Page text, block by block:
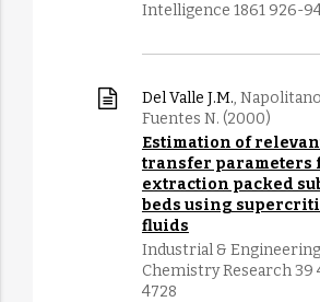
Intelligence 1861 926-
Del Valle J.M., Napolitano
Fuentes N. (2000)
Estimation of
transfer parameters
extraction packed
beds using
fluids
Industrial & Engineering
Chemistry Research 39
4728